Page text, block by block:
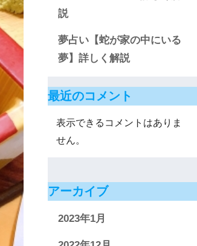
説
夢占い【蛇が家の中にいる
夢】詳しく解説
最近のコメント
表示できるコメントはありま
せん。
アーカイブ
2023年1月